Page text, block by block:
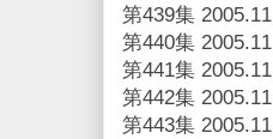
第439集
第440集
第441集
第442集
第443集